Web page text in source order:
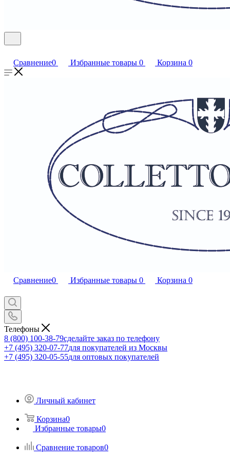
Сравнение0 Избранные товары 0 Корзина 0
Сравнение0 Избранные товары 0 Корзина 0
Телефоны
8 (800) 100-38-79сделайте заказ по телефону
+7 (495) 320-07-77для покупателей из Москвы
+7 (495) 320-05-55для оптовых покупателей
Личный кабинет
Корзина0
Избранные товары0
Сравнение товаров0